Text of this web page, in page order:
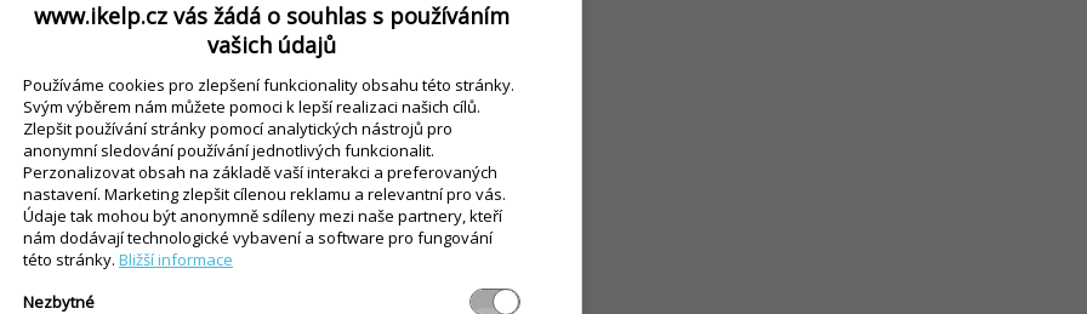
KAVÁRNY
internetových obchodů, kde
vám začít průzkum na
obýváku. Příklad položek,
shrnujeme v obrázku:
www.ikelp.cz vás žádá o souhlas s používáním
vašich údajů
Používáme cookies pro zlepšení funkcionality obsahu této stránky.
Svým výběrem nám můžete pomoci k lepší realizaci našich cílů.
Zlepšit používání stránky pomocí analytických nástrojů pro
anonymní sledování používání jednotlivých funkcionalit.
Perzonalizovat obsah na základě vaší interakci a preferovaných
nastavení. Marketing zlepšit cílenou reklamu a relevantní pro vás.
Údaje tak mohou být anonymně sdíleny mezi naše partnery, kteří
nám dodávají technologické vybavení a software pro fungování
této stránky. Bližší informace
Nezbytné